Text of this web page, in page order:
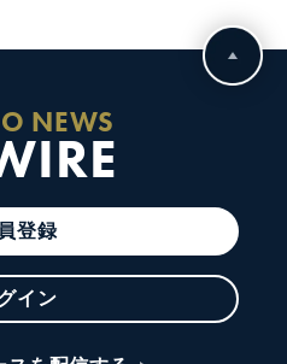
NEWS
登録
イン